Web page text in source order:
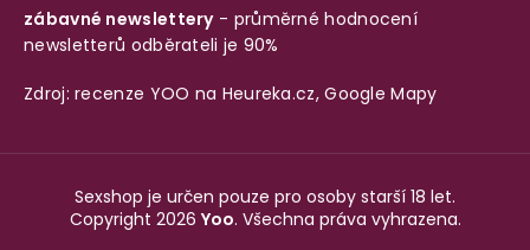
zábavné newslettery- průměrné hodnocení
newsletterů odběrateli je 90%
Zdroj: recenze YOO na Heureka.cz,Google Mapy
Sexshop je určen pouze pro osoby starší 18 let.
Copyright 2026 Yoo. Všechna práva vyhrazena.